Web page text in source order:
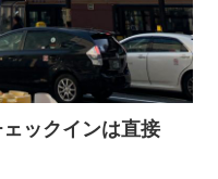
ックインは直接